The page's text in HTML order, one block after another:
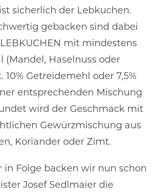
sicherlich der Lebkuchen.
gebacken sind dabei
LEBKUCHEN mit mindestens
(Mandel, Haselnuss oder
10% Getreidemehl oder 7,5%
entsprechenden Mischung
wird der Geschmack mit
Gewürzmischung aus
Koriander oder Zimt.
in Folge backen wir nun schon
Josef Sedlmaier die